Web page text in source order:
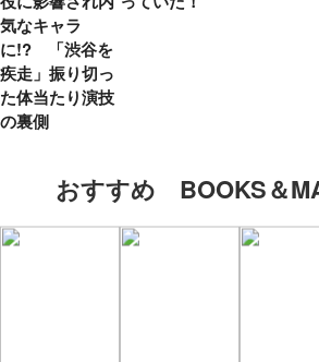
気なキャラ
に!? 「渋谷を
疾走」振り切っ
た体当たり演技
の裏側
おすすめ BOOKS＆